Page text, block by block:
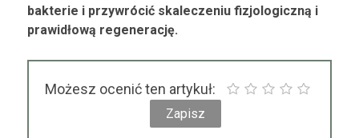
bakterie i przywrócić skaleczeniu fizjologiczną i
prawidłową regenerację.
Możesz ocenić ten artykuł: